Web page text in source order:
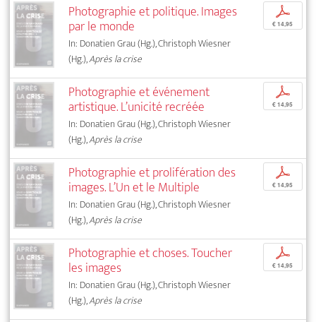
Photographie et politique. Images
par le monde
In: Donatien Grau (Hg.), Christoph Wiesner
(Hg.),Après la crise
p
€ 14,95
Photographie et événement
artistique. L’unicité recréée
In: Donatien Grau (Hg.), Christoph Wiesner
(Hg.),Après la crise
p
€ 14,95
Photographie et prolifération des
images. L’Un et le Multiple
In: Donatien Grau (Hg.), Christoph Wiesner
(Hg.),Après la crise
p
€ 14,95
Photographie et choses. Toucher
les images
In: Donatien Grau (Hg.), Christoph Wiesner
(Hg.),Après la crise
p
€ 14,95